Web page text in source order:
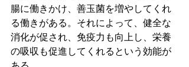
腸に働きかけ、善玉菌を増やしてくれ
る働きがある。それによって、健全な
消化が促され、免疫力も向上し、栄養
の吸収も促進してくれるという効能が